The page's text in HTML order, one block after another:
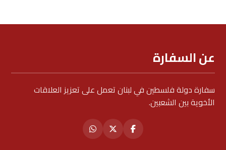
عن السفارة
سفارة دولة فلسطين في لبنان تعمل على تعزيز العلاقات
الأخوية بين الشعبين.